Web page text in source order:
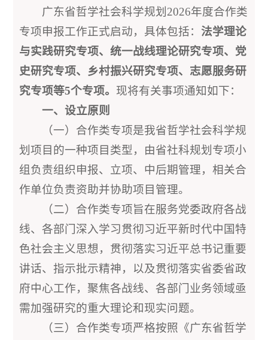
广东省哲学社会科学规划2026年度合作类
专项申报工作正式启动，具体包括：法学理论
与实践研究专项、统一战线理论研究专项、党
史研究专项、乡村振兴研究专项、志愿服务研
究专项等5个专项。 现将有关事项通知如下：
一、设立原则
（一）合作类专项是我省哲学社会科学规
划项目的一种项目类型，由省社科规划专项小
组负责组织申报、立项、中后期管理，相关合
作单位负责资助并协助项目管理。
（二）合作类专项旨在服务党委政府各战
线、各部门深入学习贯彻习近平新时代中国特
色社会主义思想，贯彻落实习近平总书记重要
讲话、指示批示精神，以及贯彻落实省委省政
府中心工作，聚焦各战线、各部门业务领域亟
需加强研究的重大理论和现实问题。
（三）合作类专项严格按照《广东省哲学